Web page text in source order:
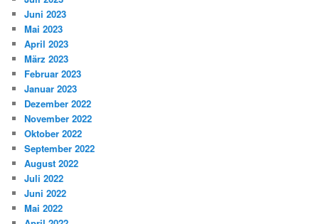
Juni 2023
Mai 2023
April 2023
März 2023
Februar 2023
Januar 2023
Dezember 2022
November 2022
Oktober 2022
September 2022
August 2022
Juli 2022
Juni 2022
Mai 2022